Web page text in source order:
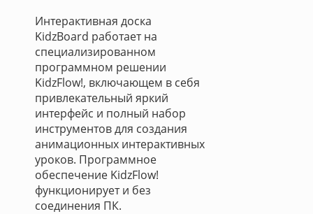
Интерактивная доска
KidzBoard работает на
специализированном
программном решении
KidzFlow!, включающем в себя
привлекательный яркий
интерфейс и полный набор
инструментов для создания
анимационных интерактивных
уроков. Программное
обеспечение KidzFlow!
функционирует и без
соединения ПК.